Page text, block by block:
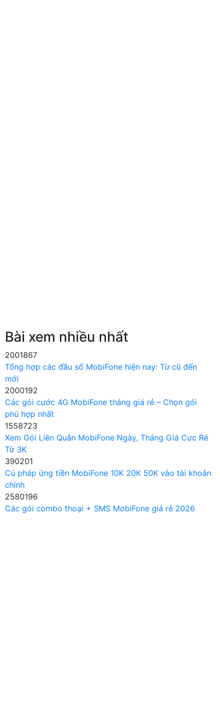
Bài xem nhiều nhất
2001867
Tổng hợp các đầu số MobiFone hiện nay: Từ cũ đến
mới
2000192
Các gói cước 4G MobiFone tháng giá rẻ – Chọn gói
phù hợp nhất
1558723
Xem Gói Liên Quân MobiFone Ngày, Tháng Giá Cực Rẻ
Từ 3K
390201
Cú pháp ứng tiền MobiFone 10K 20K 50K vào tài khoản
chính
2580196
Các gói combo thoại + SMS MobiFone giá rẻ 2026